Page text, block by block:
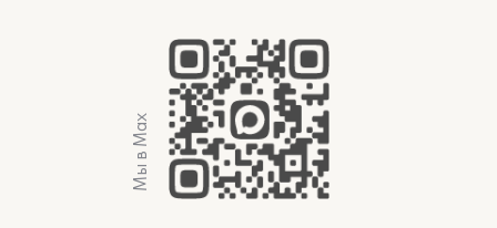
Мы в Max